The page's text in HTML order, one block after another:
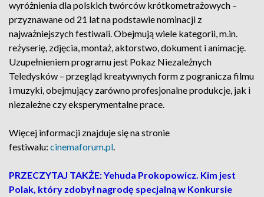
wyróżnienia dla polskich twórców krótkometrażowych –
przyznawane od 21 lat na podstawie nominacji z
najważniejszych festiwali. Obejmują wiele kategorii, m.in.
reżyserię, zdjęcia, montaż, aktorstwo, dokument i animację.
Uzupełnieniem programu jest Pokaz Niezależnych
Teledysków – przegląd kreatywnych form z pogranicza filmu
i muzyki, obejmujący zarówno profesjonalne produkcje, jak i
niezależne czy eksperymentalne prace.
Więcej informacji znajduje się na stronie
festiwalu: cinemaforum.pl.
PRZECZYTAJ TAKŻE: Yehuda Prokopowicz. Kim jest
Polak, który zdobył nagrodę specjalną w Konkursie